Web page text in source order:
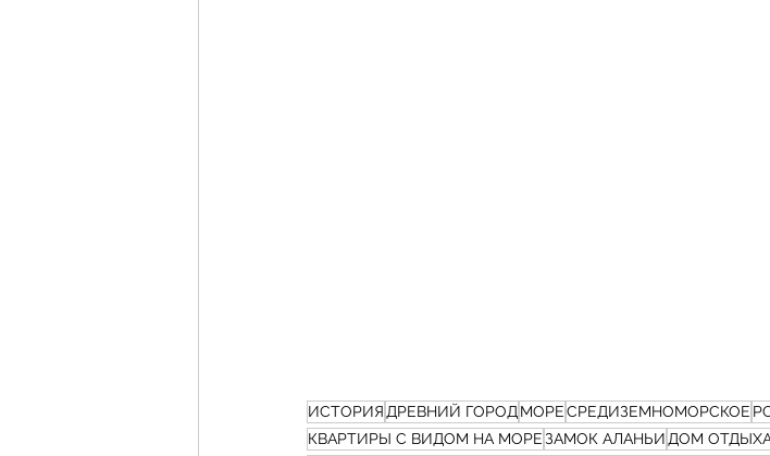
ИСТОРИЯДРЕВНИЙ ГОРОДМОРЕСРЕДИЗЕМНОМОРСКОЕ
КВАРТИРЫ С ВИДОМ НА МОРЕЗАМОК АЛАНЬИДОМ